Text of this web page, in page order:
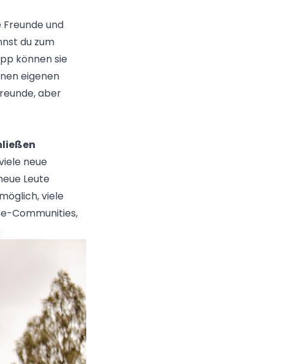
und
du zum
können sie
eigenen
aber
neue
Leute
viele
Communities,